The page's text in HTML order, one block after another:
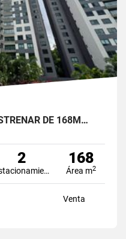
DE 168M…
2
Estacionamiento
168
Área m2
Venta